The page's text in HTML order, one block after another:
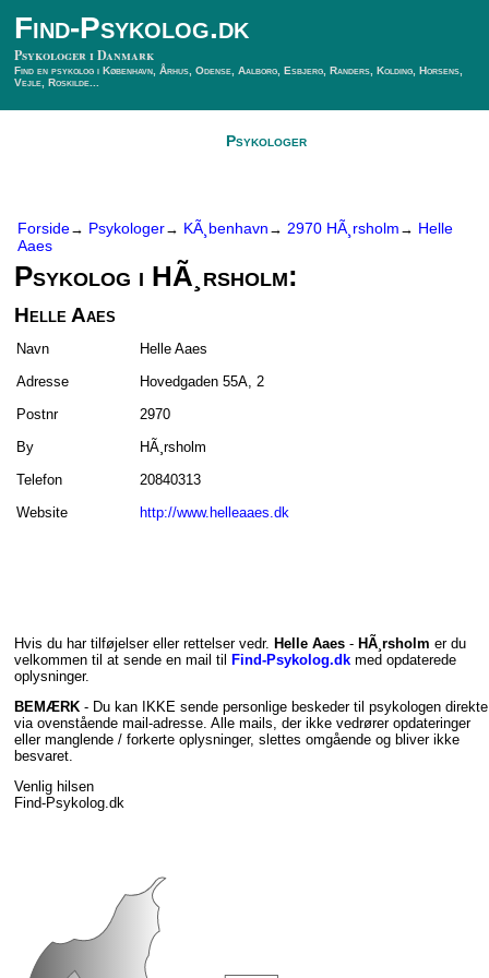
Find-Psykolog.dk
Psykologer i Danmark
Find en psykolog i København, Århus, Odense, Aalborg, Esbjerg, Randers, Kolding, Horsens,
Vejle, Roskilde...
Psykologer
Forside→ Psykologer→ KÃ¸benhavn → 2970 HÃ¸rsholm → Helle
Aaes
Psykolog i HÃ¸rsholm:
Helle Aaes
Navn
Helle Aaes
Adresse
Hovedgaden 55A, 2
Postnr
2970
By
HÃ¸rsholm
Telefon
20840313
Website
http://www.helleaaes.dk
Hvis du har tilføjelser eller rettelser vedr. Helle Aaes - HÃ¸rsholm er du
velkommen til at sende en mail til
Find-Psykolog.dk med opdaterede
oplysninger.
BEMÆRK - Du kan IKKE sende personlige beskeder til psykologen direkte
via ovenstående mail-adresse. Alle mails, der ikke vedrører opdateringer
eller manglende / forkerte oplysninger, slettes omgående og bliver ikke
besvaret.
Venlig hilsen
Find-Psykolog.dk